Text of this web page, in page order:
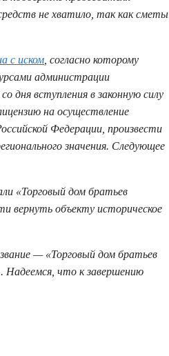
не хватило, так как сметы
с иском , согласно которому
администрации
вступления в законную силу
на осуществление
Федерации, произвести
значения. Следующее
«Торговый дом братьев
вернуть объекту историческое
— «Торговый дом братьев
что к завершению